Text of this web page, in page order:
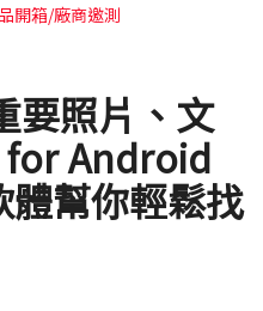
開箱/廠商邀測
要照片、文
Android
幫你輕鬆找